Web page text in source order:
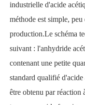
industrielle d'acide
méthode est simple,
production.Le schéma
suivant : l'anhydride
contenant une petite
standard qualifié
être obtenu par réaction